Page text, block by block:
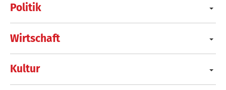
Politik
Wirtschaft
Kultur